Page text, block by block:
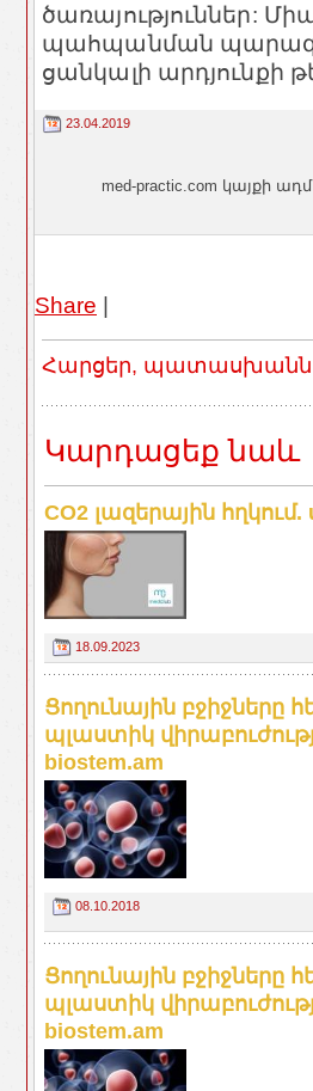
ծառայություններ:
պահպանման
ցանկալի արդյունքի
23.04.2019
med-practic.com կայքի
Share |
Հարցեր,
Կարդացեք նաև
CO2 լազերային հղկում.
18.09.2023
Ցողունային բջիջները
պլաստիկ
biostem.am
08.10.2018
Ցողունային բջիջները
պլաստիկ
biostem.am